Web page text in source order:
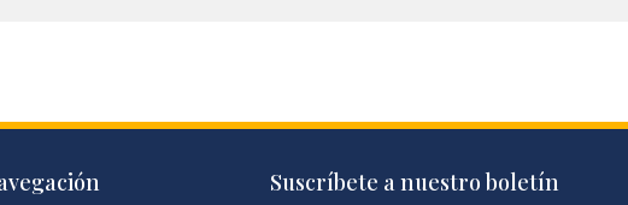
Suscríbete a nuestro boletín